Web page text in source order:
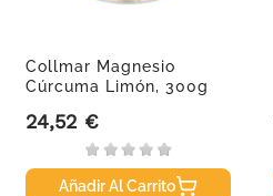
Collmar Magnesio
Cúrcuma Limón, 300g
Precio
24,52 €
Añadir Al Carrito